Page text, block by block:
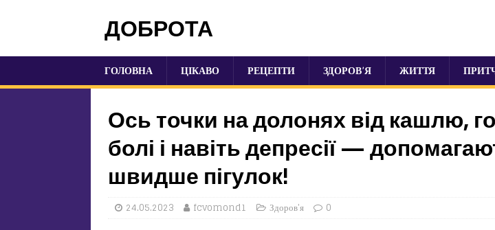
ДОБРОТА
ГОЛОВНА ЦІКАВО РЕЦЕПТИ ЗДОРОВ’Я ЖИТТЯ
Ось точки на долонях від кашлю,
болі і навіть депресії —
швидше пігулок!
24.05.2023 fcvomond1 Здоров'я 0